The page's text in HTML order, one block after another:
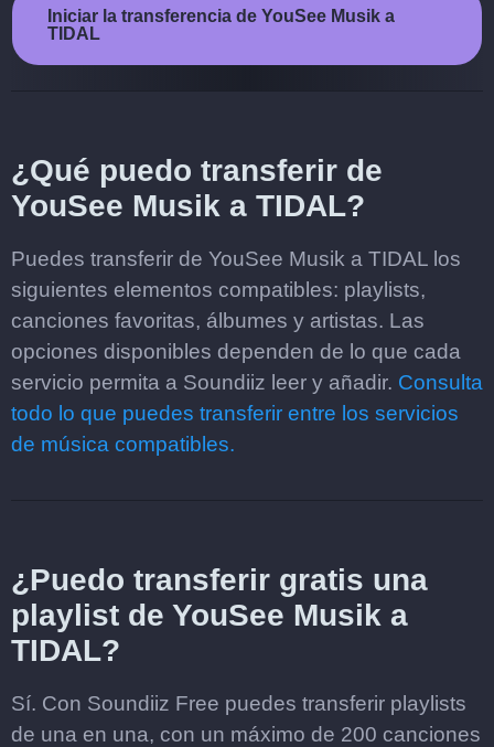
Iniciar la transferencia de YouSee Musik a
TIDAL
¿Qué puedo transferir de
YouSee Musik a TIDAL?
Puedes transferir de YouSee Musik a TIDAL los
siguientes elementos compatibles: playlists,
canciones favoritas, álbumes y artistas. Las
opciones disponibles dependen de lo que cada
servicio permita a Soundiiz leer y añadir. Consulta
todo lo que puedes transferir entre los servicios
de música compatibles.
¿Puedo transferir gratis una
playlist de YouSee Musik a
TIDAL?
Sí. Con Soundiiz Free puedes transferir playlists
de una en una, con un máximo de 200 canciones